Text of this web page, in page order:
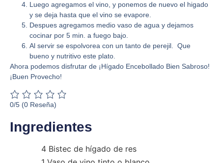
Luego agregamos el vino, y ponemos de nuevo el higado
y se deja hasta que el vino se evapore.
Despues agregamos medio vaso de agua y dejamos
cocinar por 5 min. a fuego bajo.
Al servir se espolvorea con un tanto de perejil. Que
bueno y nutritivo este plato.
Ahora podemos disfrutar de ¡Hígado Encebollado Bien Sabroso!
¡Buen Provecho!
0/5 (0 Reseña)
Ingredientes
4 Bistec de hígado de res